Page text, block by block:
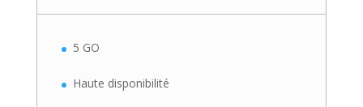
5 GO
Haute disponibilité